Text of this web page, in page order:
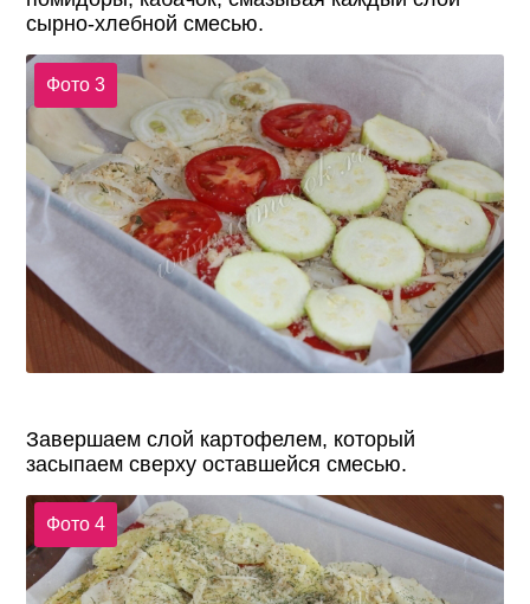
сырно-хлебной смесью.
Фото 3
Завершаем слой картофелем, который
засыпаем сверху оставшейся смесью.
Фото 4